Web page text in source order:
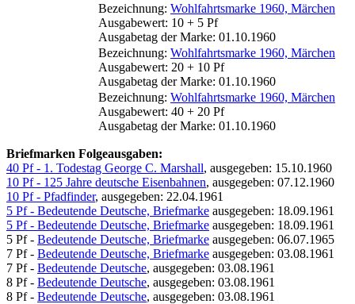
Bezeichnung: Wohlfahrtsmarke 1960, Märchen
Ausgabewert: 10 + 5 Pf
Ausgabetag der Marke: 01.10.1960
Bezeichnung: Wohlfahrtsmarke 1960, Märchen
Ausgabewert: 20 + 10 Pf
Ausgabetag der Marke: 01.10.1960
Bezeichnung: Wohlfahrtsmarke 1960, Märchen
Ausgabewert: 40 + 20 Pf
Ausgabetag der Marke: 01.10.1960
Briefmarken Folgeausgaben:
40 Pf - 1. Todestag George C. Marshall, ausgegeben: 15.10.1960
10 Pf - 125 Jahre deutsche Eisenbahnen, ausgegeben: 07.12.1960
10 Pf - Pfadfinder, ausgegeben: 22.04.1961
5 Pf - Bedeutende Deutsche, Briefmarke ausgegeben: 18.09.1961
5 Pf - Bedeutende Deutsche, Briefmarke ausgegeben: 18.09.1961
5 Pf - Bedeutende Deutsche, Briefmarke ausgegeben: 06.07.1965
7 Pf - Bedeutende Deutsche, Briefmarke ausgegeben: 03.08.1961
7 Pf - Bedeutende Deutsche, ausgegeben: 03.08.1961
8 Pf - Bedeutende Deutsche, ausgegeben: 03.08.1961
8 Pf - Bedeutende Deutsche, ausgegeben: 03.08.1961